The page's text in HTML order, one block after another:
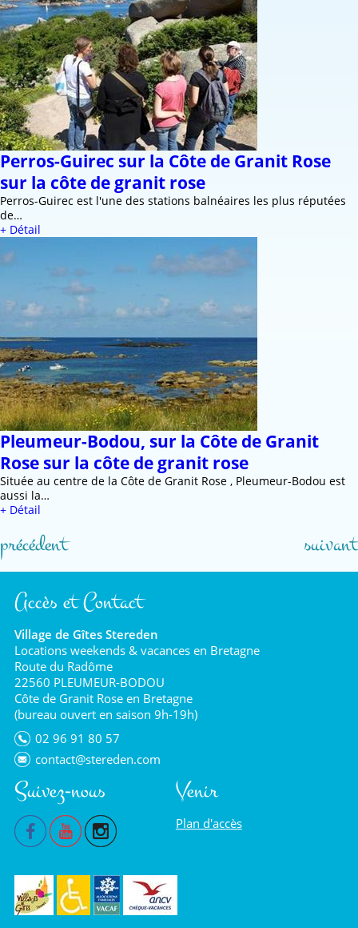
Perros-Guirec sur la Côte de Granit Rose
sur la côte de granit rose
Perros-Guirec est l'une des stations balnéaires les plus réputées
de…
+ Détail
Pleumeur-Bodou, sur la Côte de Granit
Rose sur la côte de granit rose
Située au centre de la Côte de Granit Rose , Pleumeur-Bodou est
aussi la…
+ Détail
suivant
précédent
Accès et Contact
Village de Gîtes Stereden
Locations weekends & vacances en Bretagne
Route du Radôme
22560 PLEUMEUR-BODOU
Côte de Granit Rose en Bretagne
(bureau ouvert en saison 9h-19h)
02 96 91 80 57
contact@stereden.com
Suivez-nous Venir
Plan d'accès